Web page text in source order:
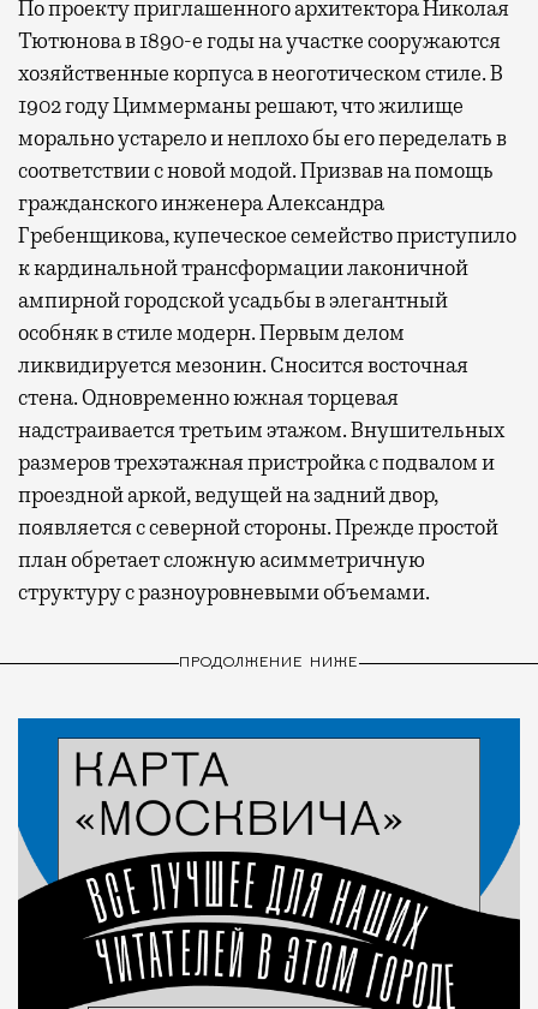
По проекту приглашенного архитектора Николая
Тютюнова в 1890-е годы на участке сооружаются
хозяйственные корпуса в неоготическом стиле. В
1902 году Циммерманы решают, что жилище
морально устарело и неплохо бы его переделать в
соответствии с новой модой. Призвав на помощь
гражданского инженера Александра
Гребенщикова, купеческое семейство приступило
к кардинальной трансформации лаконичной
ампирной городской усадьбы в элегантный
особняк в стиле модерн. Первым делом
ликвидируется мезонин. Сносится восточная
стена. Одновременно южная торцевая
надстраивается третьим этажом. Внушительных
размеров трехэтажная пристройка с подвалом и
проездной аркой, ведущей на задний двор,
появляется с северной стороны. Прежде простой
план обретает сложную асимметричную
структуру с разноуровневыми объемами.
ПРОДОЛЖЕНИЕ НИЖЕ